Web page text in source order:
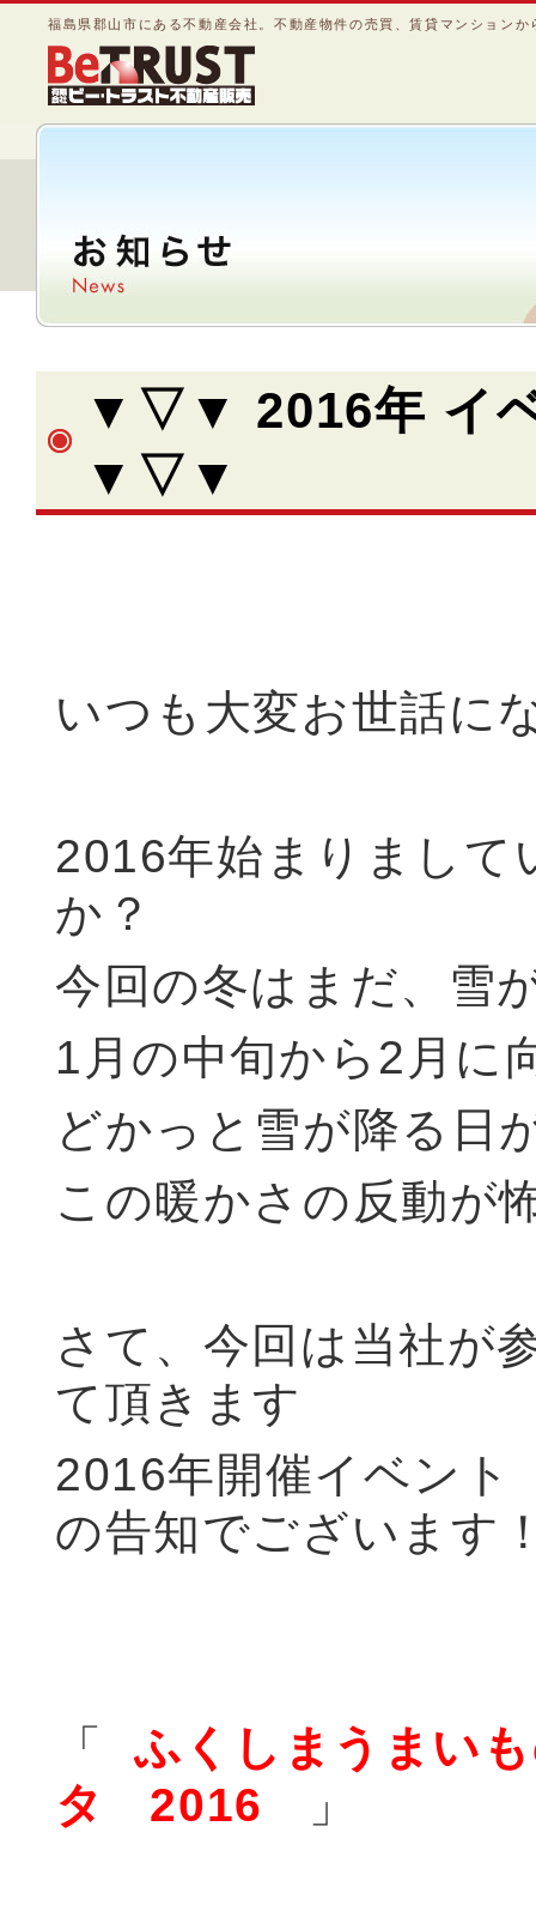
福島県郡山市にある不動産会社。不動産物件の売買、賃貸マンション
▼▽▼ 2016年 イ
▼▽▼
いつも大変お世話に
2016年始まりまして
か？
今回の冬はまだ、雪
1月の中旬から2月に
どかっと雪が降る日
この暖かさの反動が
さて、今回は当社が
て頂きます
2016年開催イベン
の告知でございます
「ふくしまうまい
タ 2016 」